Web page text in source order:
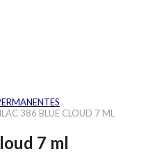
386 BLUE CLOUD 7 ML
7 ml